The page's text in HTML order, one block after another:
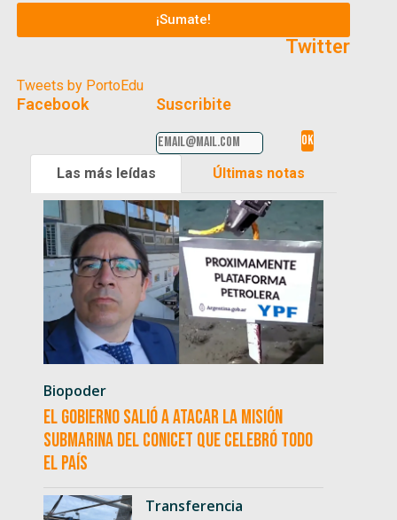
¡Sumate!
Twitter
Tweets by PortoEdu
Facebook Suscribite
Las más leídas Últimas notas
Biopoder
El Gobierno salió a atacar la misión
submarina del CONICET que celebró todo
el país
Transferencia